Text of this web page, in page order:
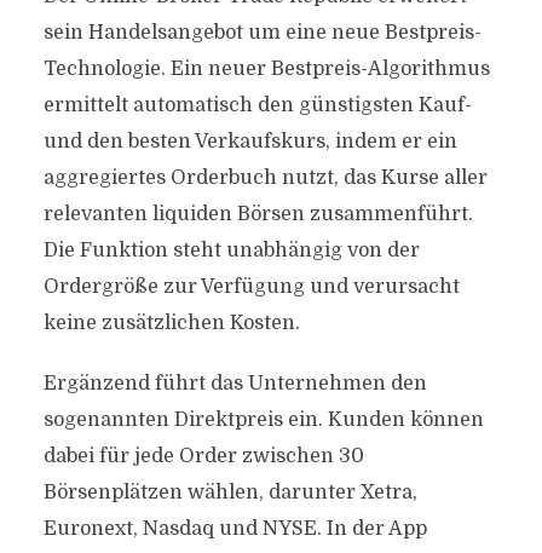
sein Handelsangebot um eine neue Bestpreis-
Technologie. Ein neuer Bestpreis-Algorithmus
ermittelt automatisch den günstigsten Kauf-
und den besten Verkaufskurs, indem er ein
aggregiertes Orderbuch nutzt, das Kurse aller
relevanten liquiden Börsen zusammenführt.
Die Funktion steht unabhängig von der
Ordergröße zur Verfügung und verursacht
keine zusätzlichen Kosten.
Ergänzend führt das Unternehmen den
sogenannten Direktpreis ein. Kunden können
dabei für jede Order zwischen 30
Börsenplätzen wählen, darunter Xetra,
Euronext, Nasdaq und NYSE. In der App